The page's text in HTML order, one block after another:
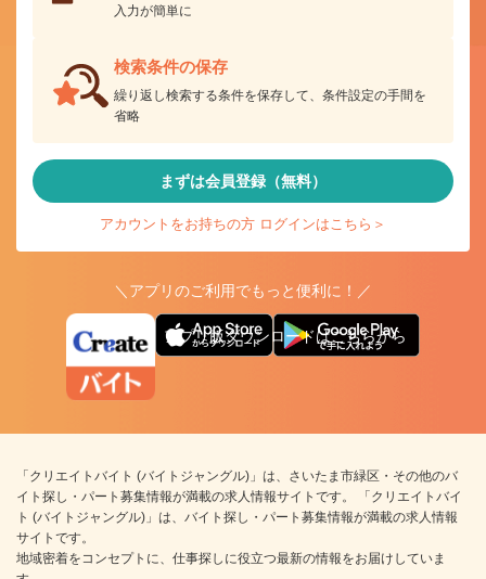
入力が簡単に
検索条件の保存
繰り返し検索する条件を保存して、条件設定の手間を
省略
まずは会員登録（無料）
アカウントをお持ちの方 ログインはこちら＞
＼アプリのご利用でもっと便利に！／
アプリ版ダウンロードはこちらから
「クリエイトバイト (バイトジャングル)」は、さいたま市緑区・その他のバ
イト探し・パート募集情報が満載の求人情報サイトです。 「クリエイトバイ
ト (バイトジャングル)」は、バイト探し・パート募集情報が満載の求人情報
サイトです。
地域密着をコンセプトに、仕事探しに役立つ最新の情報をお届けしていま